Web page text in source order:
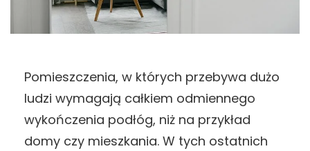
Pomieszczenia, w których przebywa dużo
ludzi wymagają całkiem odmiennego
wykończenia podłóg, niż na przykład
domy czy mieszkania. W tych ostatnich